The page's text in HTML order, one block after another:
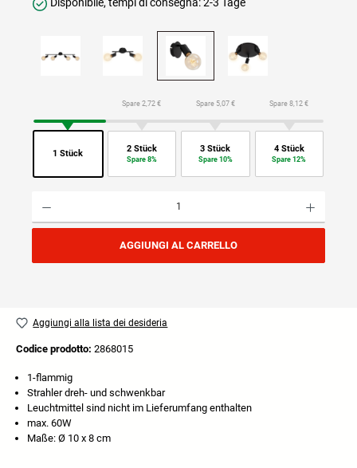
1 Stück
Spare 2,72 €
2 Stück
Spare 8%
Spare 5,07 €
3 Stück
Spare 10%
Spare 8,12 €
4 Stück
Spare 12%
AGGIUNGI AL CARRELLO
Aggiungi alla lista dei desideria
Codice prodotto: 2868015
1-flammig
Strahler dreh- und schwenkbar
Leuchtmittel sind nicht im Lieferumfang enthalten
max. 60W
Maße: Ø 10 x 8 cm